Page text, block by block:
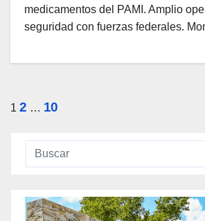
medicamentos del PAMI. Amplio
seguridad con fuerzas federales.
Paginación
1 2 … 10